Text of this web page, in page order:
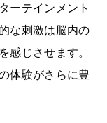
ーテインメント
な刺激は脳内の
感じさせます。
体験がさらに豊